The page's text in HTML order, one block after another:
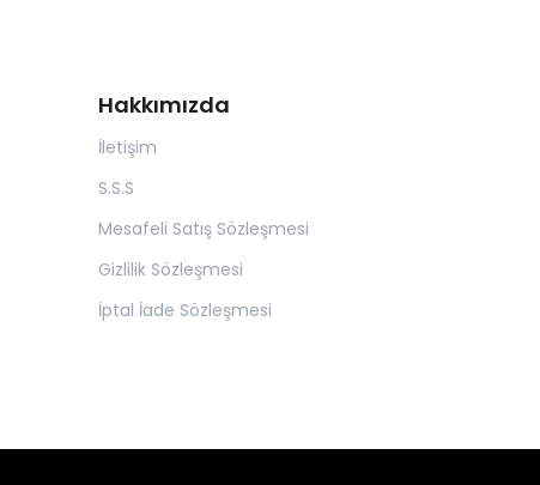
Hakkımızda
İletişim
S.S.S
Mesafeli Satış Sözleşmesi
Gizlilik Sözleşmesi
İptal İade Sözleşmesi